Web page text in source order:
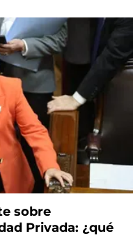
sobre
Privada: ¿qué